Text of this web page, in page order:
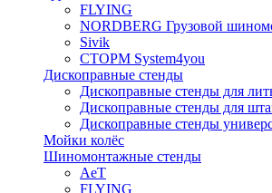
FLYING
NORDBERG Грузовой
Sivik
СТОРМ System4you
Дископравные стенды
Дископравные стенды для
Дископравные стенды для
Дископравные стенды
Мойки колёс
Шиномонтажные стенды
AeT
FLYING